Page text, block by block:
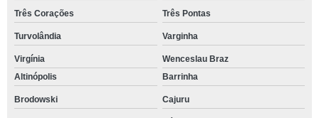
Três Corações Três Pontas
Turvolândia Varginha
Virgínia
Wenceslau Braz
Altinópolis
Barrinha
Brodowski Cajuru